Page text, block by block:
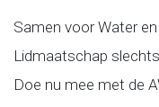
Samen voor Water
Lidmaatschap
Doe nu mee met de